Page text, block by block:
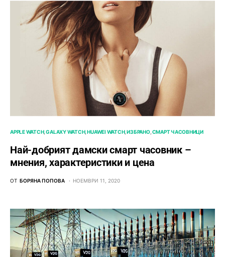
APPLE WATCH GALAXY WATCH HUAWEI WATCH ИЗБРАНО СМАРТ ЧАСОВНИЦИ
Най-добрият дамски смарт часовник –
мнения, характеристики и цена
ОТ БОРЯНА ПОПОВА НОЕМВРИ 11, 2020